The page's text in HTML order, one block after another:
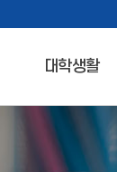
대학생활